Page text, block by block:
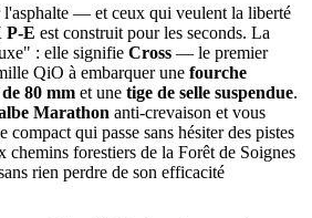
l'asphalte — et ceux qui veulent la liberté
P-E est construit pour les seconds. La
: elle signifie Cross — le premier
QiO à embarquer une fourche
80 mm et une tige de selle suspendue.
Marathon anti-crevaison et vous
compact qui passe sans hésiter des pistes
chemins forestiers de la Forêt de Soignes
rien perdre de son efficacité